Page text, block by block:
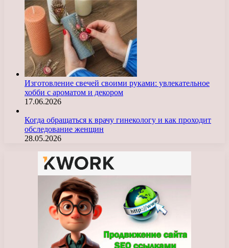
Изготовление свечей своими руками: увлекательное
хобби с ароматом и декором
17.06.2026
Когда обращаться к врачу гинекологу и как проходит
обследование женщин
28.05.2026